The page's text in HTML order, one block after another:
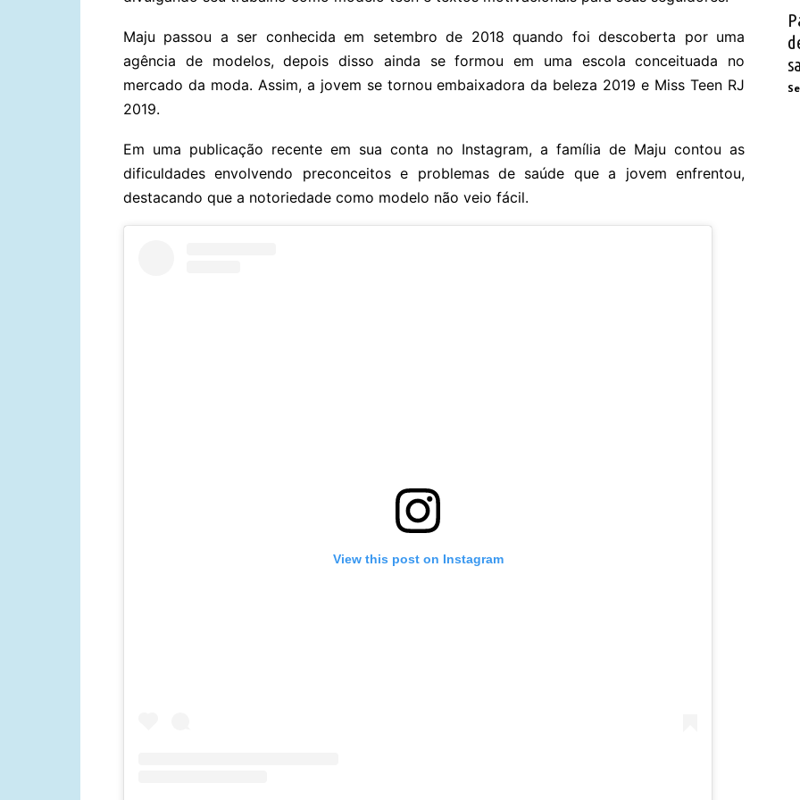
Maju passou a ser conhecida em setembro de 2018 quando foi descoberta por uma
agência de modelos, depois disso ainda se formou em uma escola conceituada no
mercado da moda. Assim, a jovem se tornou embaixadora da beleza 2019 e Miss Teen RJ
2019.
Em uma publicação recente em sua conta no Instagram, a família de Maju contou as
dificuldades envolvendo preconceitos e problemas de saúde que a jovem enfrentou,
destacando que a notoriedade como modelo não veio fácil.
View this post on Instagram